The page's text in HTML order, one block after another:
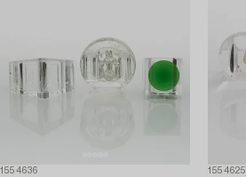
1554636 1554625